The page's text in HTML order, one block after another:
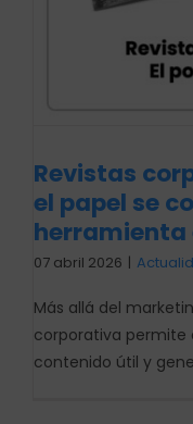
Revistas
el papel se
07 abril 2026 |
Más allá del
corporativa permite
contenido útil y